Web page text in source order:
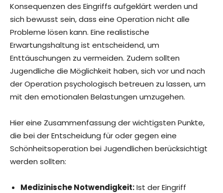
Konsequenzen des Eingriffs aufgeklärt werden und
sich bewusst sein, dass eine Operation nicht alle
Probleme lösen kann. Eine realistische
Erwartungshaltung ist entscheidend, um
Enttäuschungen zu vermeiden. Zudem sollten
Jugendliche die Möglichkeit haben, sich vor und nach
der Operation psychologisch betreuen zu lassen, um
mit den emotionalen Belastungen umzugehen.
Hier eine Zusammenfassung der wichtigsten Punkte,
die bei der Entscheidung für oder gegen eine
Schönheitsoperation bei Jugendlichen berücksichtigt
werden sollten:
Medizinische Notwendigkeit:Ist der Eingriff